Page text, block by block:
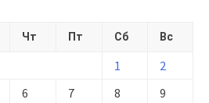
Чт Пт Сб Вс
1
2
6 7 8
9